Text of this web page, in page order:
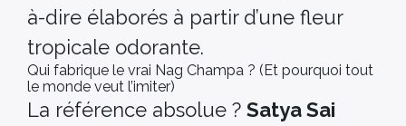
à-dire élaborés à partir d’une fleur
tropicale odorante.
Qui fabrique le vrai Nag Champa ? (Et pourquoi tout
le monde veut l’imiter)
La référence absolue ? Satya Sai